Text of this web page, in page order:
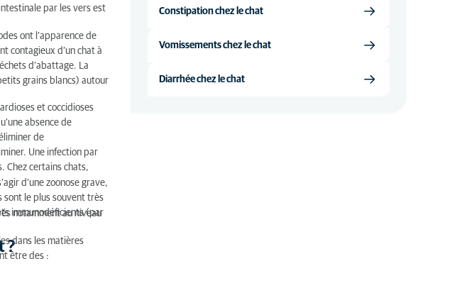
par les vers est
ont l’apparence de
contagieux d’un chat à
d’abattage. La
grains blancs) autour
et coccidioses
absence de
de
Une infection par
Chez certains chats,
d’une zoonose grave,
sont le plus souvent très
immunodéficients (par
notamment au niveau
?dans les matières
être des :
Constipation chez le chat
Vomissements chez le chat
Diarrhée chez le chat